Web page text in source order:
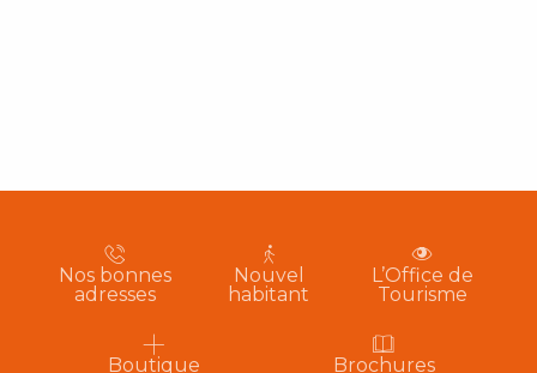
Nos bonnes
adresses
Nouvel
habitant
L’Office de
Tourisme
Boutique Brochures